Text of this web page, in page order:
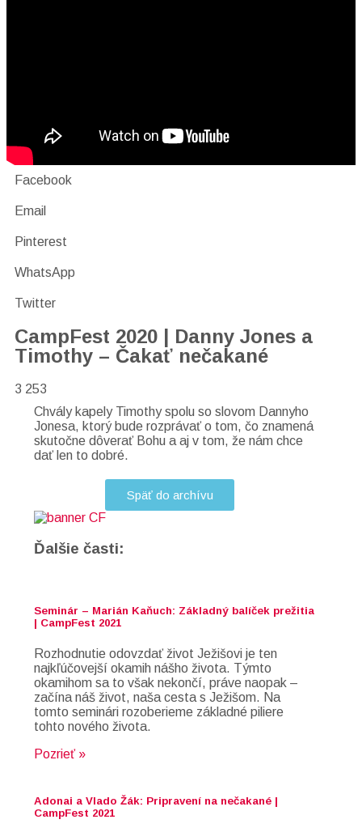
Facebook
Email
Pinterest
WhatsApp
Twitter
CampFest 2020 | Danny Jones a
Timothy – Čakať nečakané
3 253
Chvály kapely Timothy spolu so slovom Dannyho
Jonesa, ktorý bude rozprávať o tom, čo znamená
skutočne dôverať Bohu a aj v tom, že nám chce
dať len to dobré.
Späť do archívu
Ďalšie časti:
Seminár – Marián Kaňuch: Základný balíček prežitia
| CampFest 2021
Rozhodnutie odovzdať život Ježišovi je ten
najkľúčovejší okamih nášho života. Týmto
okamihom sa to však nekončí, práve naopak –
začína náš život, naša cesta s Ježišom. Na
tomto seminári rozoberieme základné piliere
tohto nového života.
Pozrieť »
Adonai a Vlado Žák: Pripravení na nečakané |
CampFest 2021